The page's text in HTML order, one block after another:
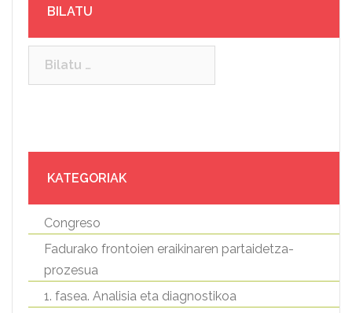
BILATU
KATEGORIAK
Congreso
Fadurako frontoien eraikinaren partaidetza-
prozesua
1. fasea. Analisia eta diagnostikoa